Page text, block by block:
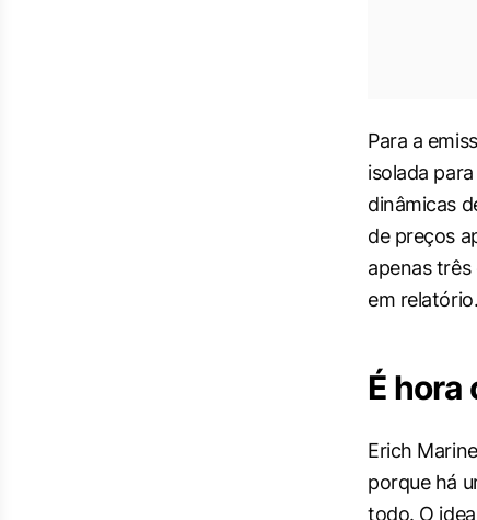
Para a
isolada
dinâmicas
de preços
apenas
em relatório.
É hora
Erich
porque há
todo. O